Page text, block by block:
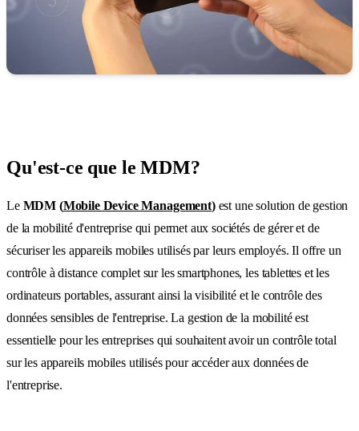
Qu'est-ce que le MDM?
Le MDM (Mobile Device Management)est une solution de gestion
de la mobilité d'entreprise qui permet aux sociétés de gérer et de
sécuriser les appareils mobiles utilisés par leurs employés. Il offre un
contrôle à distance complet sur les smartphones, les tablettes et les
ordinateurs portables, assurant ainsi la visibilité et le contrôle des
données sensibles de l'entreprise. La gestion de la mobilité est
essentielle pour les entreprises qui souhaitent avoir un contrôle total
sur les appareils mobiles utilisés pour accéder aux données de
l'entreprise.